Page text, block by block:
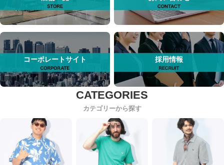
コーポレートサイト 採用情報
カテゴリーから探す